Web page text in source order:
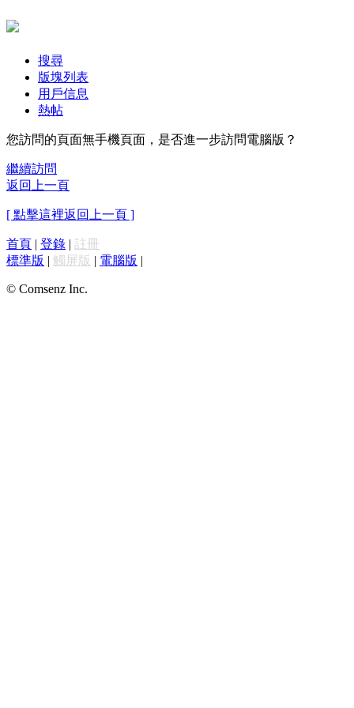
搜尋
版塊列表
用戶信息
熱帖
您訪問的頁面無手機頁面，是否進一步訪問電腦版？
繼續訪問
返回上一頁
[ 點擊這裡返回上一頁 ]
首頁 | 登錄 | 註冊
標準版 | 觸屏版 | 電腦版 |
© Comsenz Inc.